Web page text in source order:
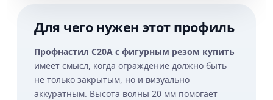
Для чего нужен этот профиль
Профнастил С20A с фигурным резом купить
имеет смысл, когда ограждение должно быть
не только закрытым, но и визуально
аккуратным. Высота волны 20 мм помогает